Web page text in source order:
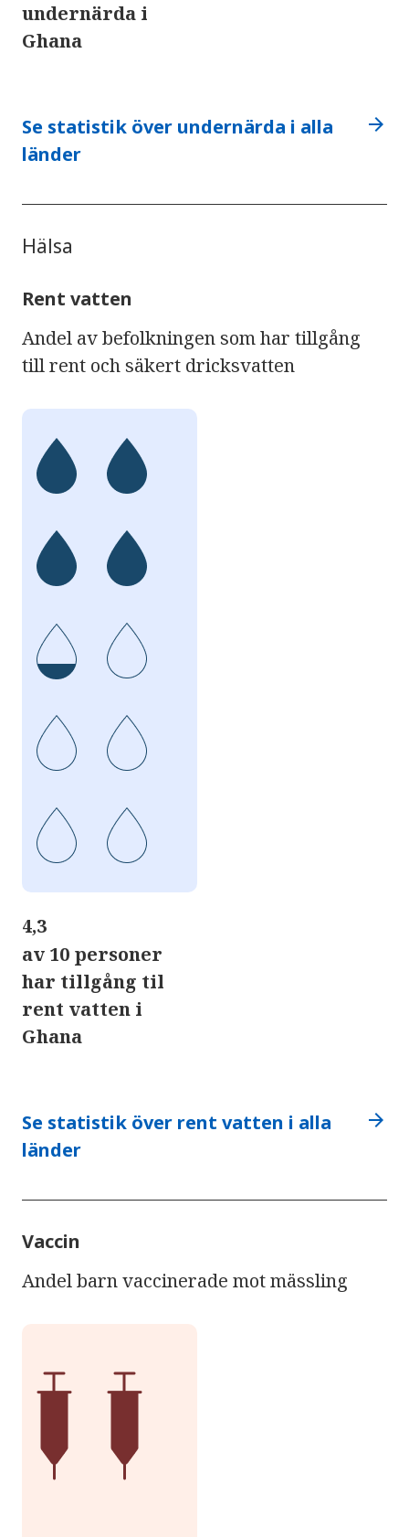
undernärda i
Ghana
Se statistik över undernärda i alla
länder
arrow_forward
Hälsa
Rent vatten
Andel av befolkningen som har tillgång
till rent och säkert dricksvatten
4,3
av 10 personer
har tillgång til
rent vatten i
Ghana
Se statistik över rent vatten i alla
länder
arrow_forward
Vaccin
Andel barn vaccinerade mot mässling